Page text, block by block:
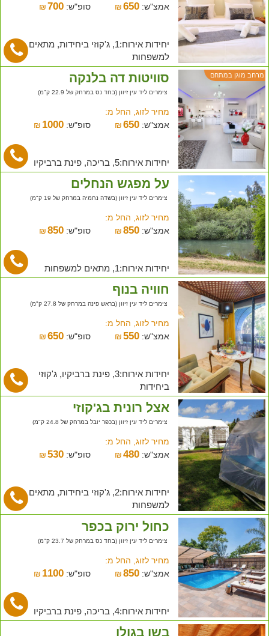
אמצ"ש:
₪650 סופ"ש: ₪ 700
יחידות אירוח:1, ג'קוזי ביחידות, מתאים
למשפחות
מרחב מוגן במתחם סוויטות דה בלנקה
צימרים ליד עין זיוון (בחד נס במרחק של 22.9 ק"מ)
מחיר לזוג, החל מ:
אמצ"ש:
₪650 סופ"ש: ₪ 1000
יחידות אירוח:5, בריכה, פינת ברביקיו
על מפגש הנחלים
צימרים ליד עין זיוון (בשדה נחמיה במרחק של 19 ק"מ)
מחיר לזוג, החל מ:
אמצ"ש:
₪850 סופ"ש: ₪ 850
יחידות אירוח:1, מתאים למשפחות
חוויה בנוף
צימרים ליד עין זיוון (בראש פינה במרחק של 27.8 ק"מ)
מחיר לזוג, החל מ:
אמצ"ש:
₪550 סופ"ש: ₪ 650
יחידות אירוח:3, פינת ברביקיו, ג'קוזי
ביחידות
אצל רונית בג'קוזי
צימרים ליד עין זיוון (בכפר יובל במרחק של 24.8 ק"מ)
מחיר לזוג, החל מ:
אמצ"ש:
₪480 סופ"ש: ₪ 530
יחידות אירוח:2, ג'קוזי ביחידות, מתאים
למשפחות
כחול ירוק בכפר
צימרים ליד עין זיוון (בחד נס במרחק של 23.7 ק"מ)
מחיר לזוג, החל מ:
אמצ"ש:
₪850 סופ"ש: ₪ 1100
יחידות אירוח:4, בריכה, פינת ברביקיו
בשן בגולן